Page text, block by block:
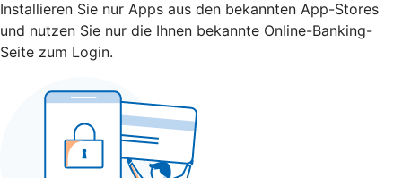
Installieren Sie nur Apps aus den bekannten App-Stores
und nutzen Sie nur die Ihnen bekannte Online-Banking-
Seite zum Login.